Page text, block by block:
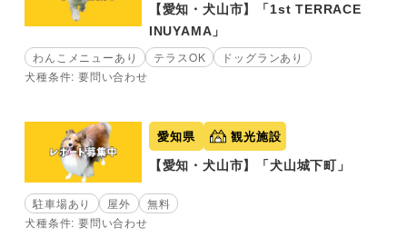
【愛知・犬山市】「1st TERRACE
INUYAMA」
わんこメニューあり テラスOK
ドッグランあり
犬種条件: 要問い合わせ
愛知県 観光施設
【愛知・犬山市】「犬山城下町」
駐車場あり 屋外
無料
犬種条件: 要問い合わせ